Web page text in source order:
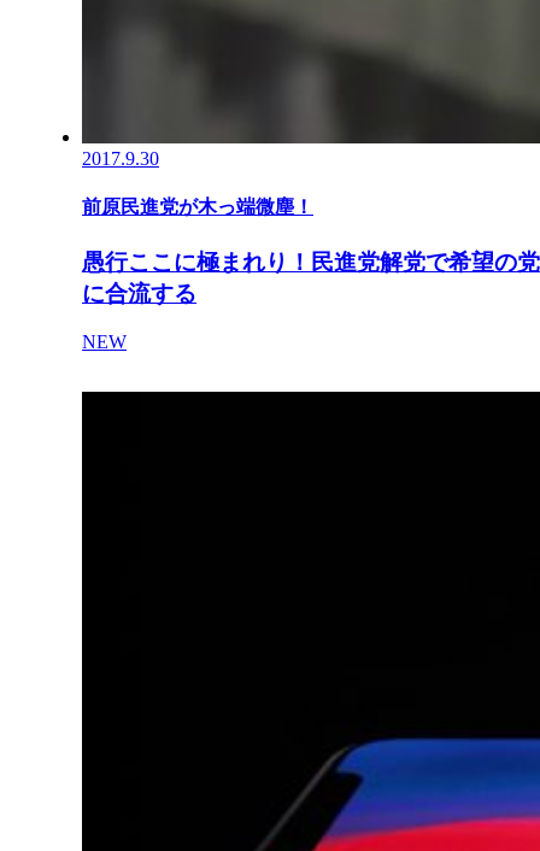
2017.9.30
前原民進党が木っ端微塵！
愚行ここに極まれり！民進党解党で希望の党
に合流する
NEW